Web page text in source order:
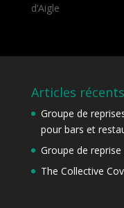
d’Aigle
Articles récents
Groupe de
pour bars et
Groupe de
The Collective